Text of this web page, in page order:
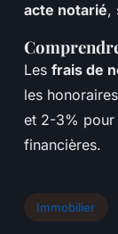
acte notarié,
Les frais de
les
et 2-3% pour
financières.
Immobilier